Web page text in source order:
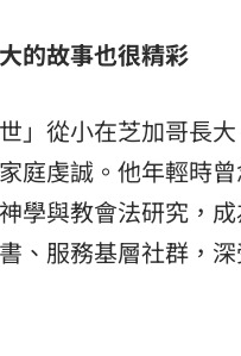
的故事也很精彩
」從小在芝加哥長
庭虔誠。他年輕時
學與教會法研究，
、服務基層社群，